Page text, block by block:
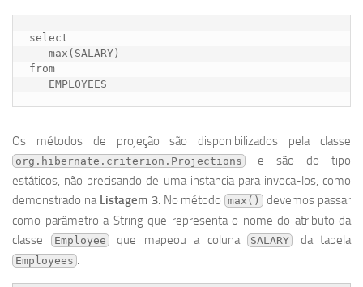
select
from
Os métodos de projeção são disponibilizados pela classe
org.hibernate.criterion.Projections
e são do tipo
estáticos, não precisando de uma instancia para invoca-los, como
demonstrado na Listagem 3. No método max()
devemos passar
como parâmetro a String que representa o nome do atributo da
classe
Employee que mapeou a coluna SALARY da tabela
Employees .